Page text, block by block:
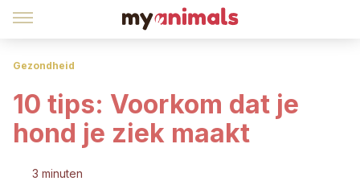
Gezondheid
10 tips: Voorkom dat je
hond je ziek maakt
3 minuten